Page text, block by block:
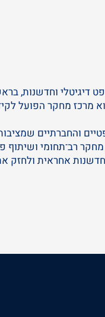
וחדשנות,
מרכז מחקר הפועל
והחברתיים שמציבות
מחקר רב־תחומי
חדשנות אחראית ולחזק